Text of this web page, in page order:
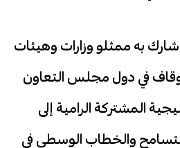
شارك به ممثلو وزارات وهيئات
في دول مجلس التعاون
المشتركة الرامية إلى
والخطاب الوسطي في